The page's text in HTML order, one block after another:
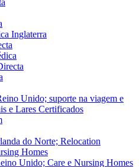
Inglaterra
Unido; suporte na viagem e
e Lares Certificados
do Norte; Relocation
Homes
Unido; Care e Nursing Homes